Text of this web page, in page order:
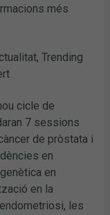
més
Trending
cicle de
7 sessions
de pròstata i
en
en
en la
les